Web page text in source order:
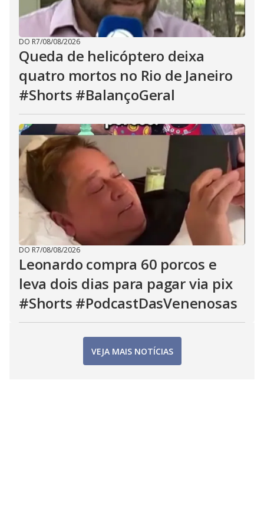
DO R7/08/08/2026
Queda de helicóptero deixa
quatro mortos no Rio de Janeiro
#Shorts #BalançoGeral
DO R7/08/08/2026
Leonardo compra 60 porcos e
leva dois dias para pagar via pix
#Shorts #PodcastDasVenenosas
VEJA MAIS NOTÍCIAS